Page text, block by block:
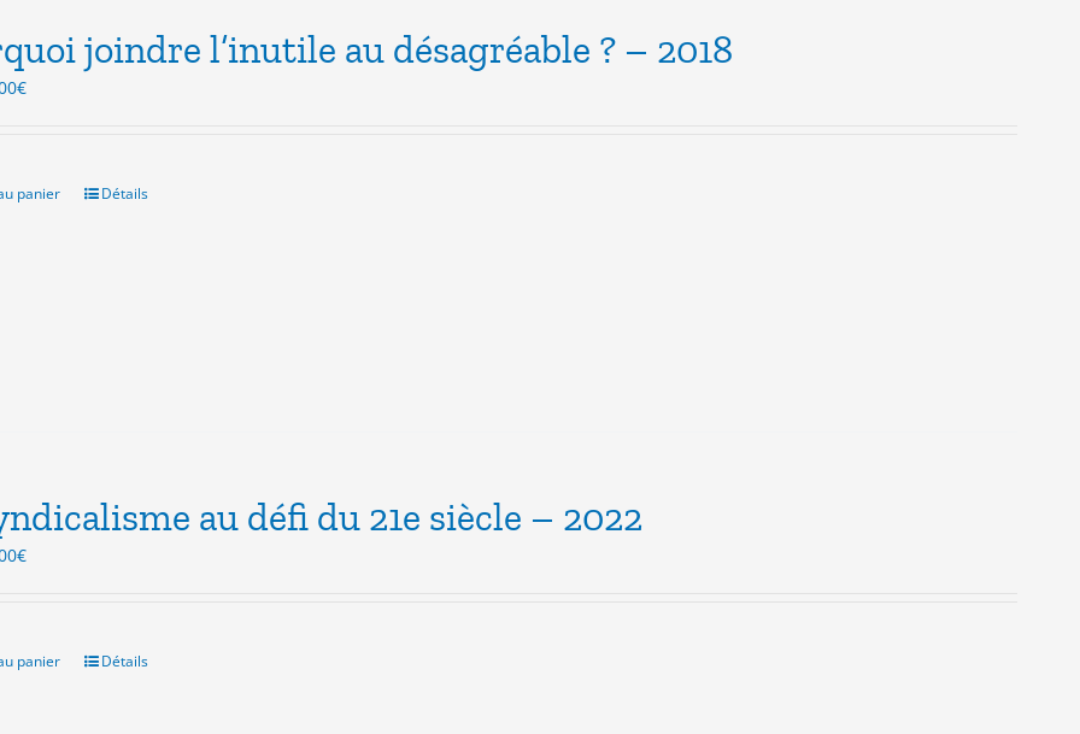
joindre l’inutile au désagréable ? – 2018
€Le
5.00€.
panier Détails
au défi du 21e siècle – 2022
€Le
9.00€.
panier Détails